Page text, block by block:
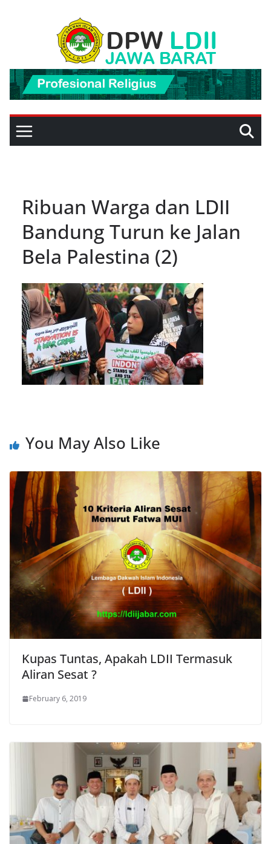
Ribuan Warga dan LDII
Bandung Turun ke Jalan
Bela Palestina (2)
You May Also Like
Kupas Tuntas, Apakah LDII Termasuk
Aliran Sesat ?
February 6, 2019